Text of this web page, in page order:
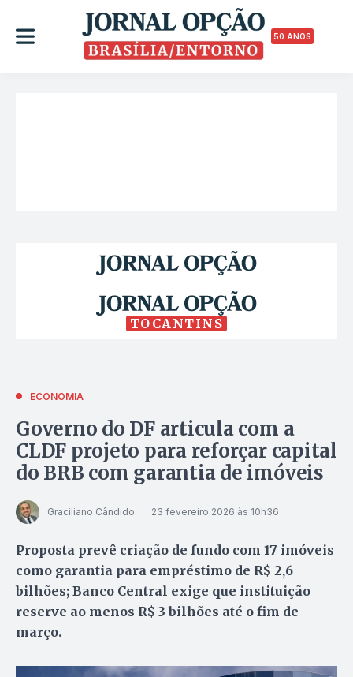
50 ANOS
TOCANTINS
ECONOMIA
Governo do DF articula com a
CLDF projeto para reforçar capital
do BRB com garantia de imóveis
Graciliano Cândido 23 fevereiro 2026 às 10h36
Proposta prevê criação de fundo com 17 imóveis
como garantia para empréstimo de R$ 2,6
bilhões; Banco Central exige que instituição
reserve ao menos R$ 3 bilhões até o fim de
março.